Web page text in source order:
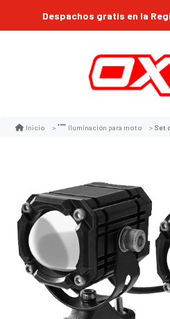
Despachos gratis en la
Inicio Iluminación para moto Set